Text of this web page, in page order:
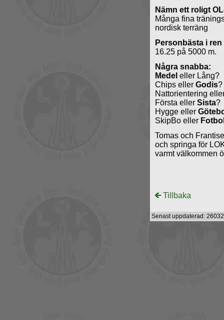
Nämn ett roligt
Många fina
nordisk terräng
Personbästa i
16.25 på 5000 m.
Några snabba:
Medel eller Lång?
Chips eller Godis?
Nattorientering
Första eller Sista?
Hygge eller
SkipBo eller
Tomas och
och springa för
varmt välkommen
Tillbaka
Senast uppdaterad: